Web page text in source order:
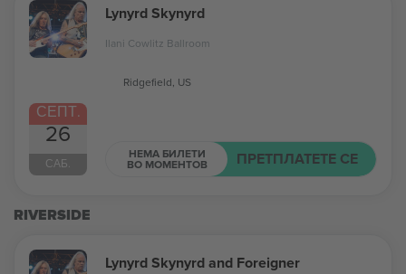
СЕПТ.
26
САБ.
Lynyrd Skynyrd
Ilani Cowlitz Ballroom
Ridgefield, US
НЕМА БИЛЕТИ
ВО МОМЕНТОВ ПРЕТПЛАТЕТЕ СЕ
RIVERSIDE
Lynyrd Skynyrd and Foreigner